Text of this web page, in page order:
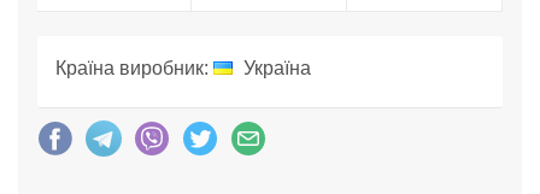
Країна виробник: Україна